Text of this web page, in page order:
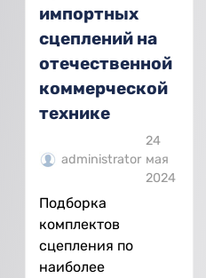
импортных
сцеплений на
отечественной
коммерческой
технике
administrator
24
мая
2024
Подборка
комплектов
сцепления по
наиболее